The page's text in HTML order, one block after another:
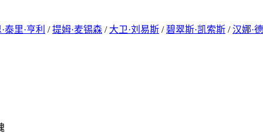
泰里·亨利 /提姆·麦锡森 / 大卫·刘易斯 /碧翠斯·凯索斯 /汉娜·